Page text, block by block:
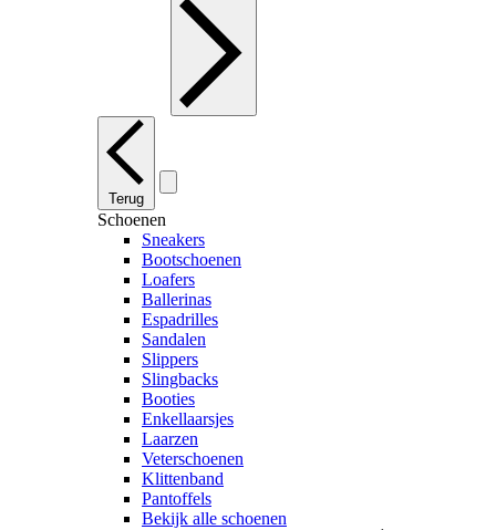
Terug
Schoenen
Sneakers
Bootschoenen
Loafers
Ballerinas
Espadrilles
Sandalen
Slippers
Slingbacks
Booties
Enkellaarsjes
Laarzen
Veterschoenen
Klittenband
Pantoffels
Bekijk alle schoenen